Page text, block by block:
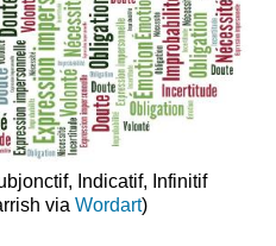
Indicatif, Infinitif
via Wordart)